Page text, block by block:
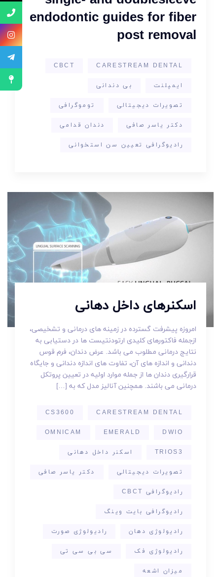
endodontic guides for fiber
post removal
CARESTREAM DENTAL
CBCT
ایمپلنت بی دندانی
تصویرات دیجیتالی توموگرافی
دکتر یاسر صافی دندان قدامی
رادیوگرافی تعیین سن استخوانی
اسکنرهای داخل دهانی
امروزه پیشرفت گسترده در زمینه های درمانی و تشخیصی،
ازجمله فاکتورهای کلیدی ارتودنتیست ها در دستیابی به
نتایج درمانی مطلوب می باشد. عرض دندان، فرم قوس
دندانی و اندازه های آن، تفاوت های اندازه دندانی و جایگاه
قرارگیری دندان ها از جمله موارد اولیه در تعیین پروتکل
درمانی می باشند. همچنین آنالیز مدل که به […]
CARESTREAM DENTAL
CS3600
DWIO
EMERALD
OMNICAM
TRIOS3 اسکنر داخل دهانی
تصویرات دیجیتالی دکتر یاسر صافی
رادیوگرافی CBCT
رادیوگرافی بایت وینگ
رادیولوژی دهان رادیولوژی صورت
رادیولوژی فک سی بی سی تی
میزان اشعه